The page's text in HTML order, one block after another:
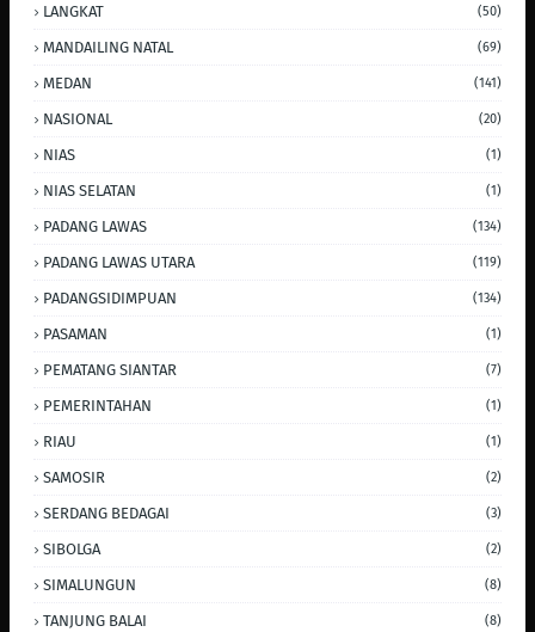
LANGKAT (50)
MANDAILING NATAL (69)
MEDAN (141)
NASIONAL (20)
NIAS (1)
NIAS SELATAN (1)
PADANG LAWAS (134)
PADANG LAWAS UTARA (119)
PADANGSIDIMPUAN (134)
PASAMAN (1)
PEMATANG SIANTAR (7)
PEMERINTAHAN (1)
RIAU (1)
SAMOSIR (2)
SERDANG BEDAGAI (3)
SIBOLGA (2)
SIMALUNGUN (8)
TANJUNG BALAI (8)